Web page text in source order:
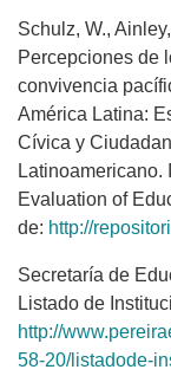
Schulz, W.,
Percepciones de
convivencia
América Latina:
Cívica y
Latinoamericano.
Evaluation of
de: http://
Secretaría de
Listado de
http://
58-20/listadode-